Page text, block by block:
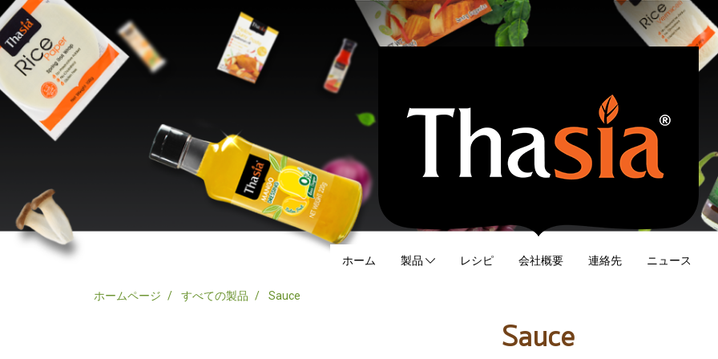
ホーム 製品 レシピ 会社概要 連絡先 ニュース
ホームページ すべての製品 Sauce
Sauce